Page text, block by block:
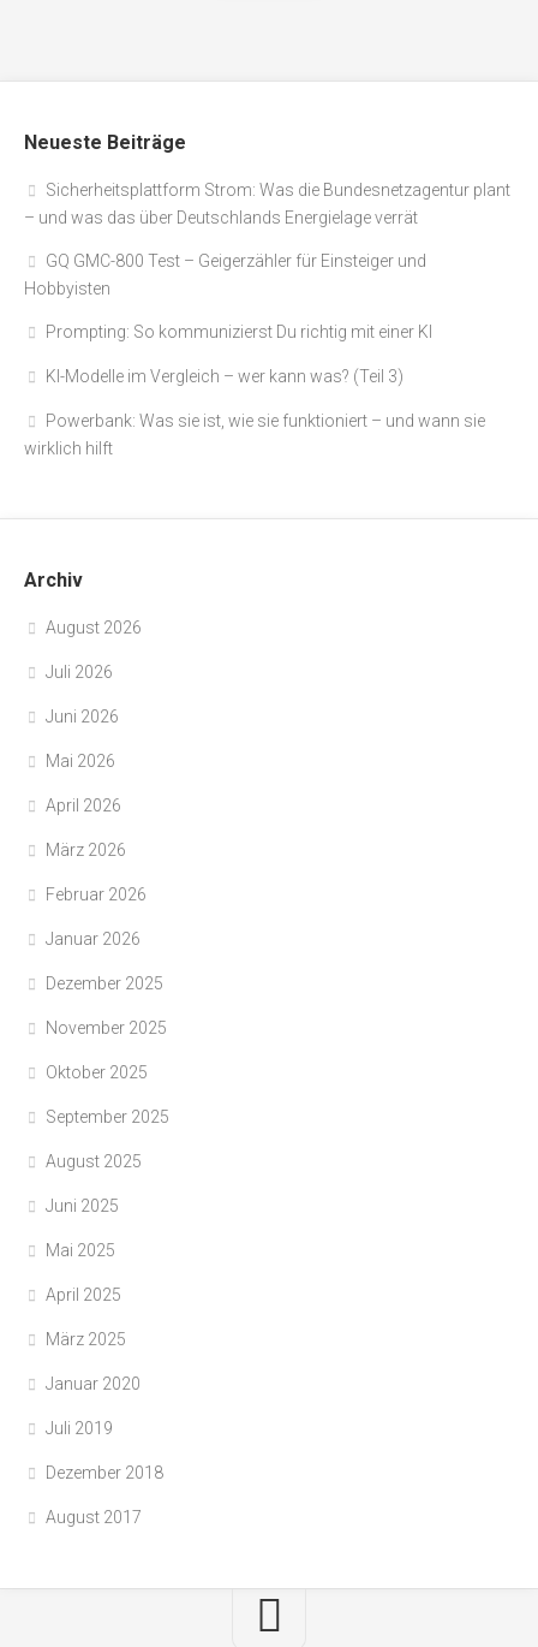
Neueste Beiträge
Sicherheitsplattform Strom: Was die Bundesnetzagentur plant
– und was das über Deutschlands Energielage verrät
GQ GMC-800 Test – Geigerzähler für Einsteiger und
Hobbyisten
Prompting: So kommunizierst Du richtig mit einer KI
KI-Modelle im Vergleich – wer kann was? (Teil 3)
Powerbank: Was sie ist, wie sie funktioniert – und wann sie
wirklich hilft
Archiv
August 2026
Juli 2026
Juni 2026
Mai 2026
April 2026
März 2026
Februar 2026
Januar 2026
Dezember 2025
November 2025
Oktober 2025
September 2025
August 2025
Juni 2025
Mai 2025
April 2025
März 2025
Januar 2020
Juli 2019
Dezember 2018
August 2017